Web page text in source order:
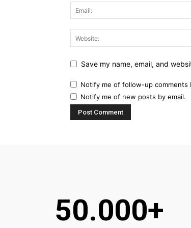
Save my name, email, and
Notify me of follow-up comments
Notify me of new posts by email.
50.000+